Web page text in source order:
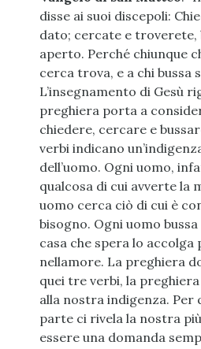
disse ai suoi discepoli:
dato; cercate e troverete,
aperto. Perché chiunque
cerca trova, e a chi bussa
L’insegnamento di Gesù
preghiera porta a
chiedere, cercare e
verbi indicano
dell’uomo. Ogni uomo,
qualcosa di cui avverte la
uomo cerca ciò di cui è
bisogno. Ogni uomo
casa che spera lo accolga
nellamore. La preghiera
quei tre verbi, la
alla nostra indigenza. Per
parte ci rivela la nostra
essere una domanda